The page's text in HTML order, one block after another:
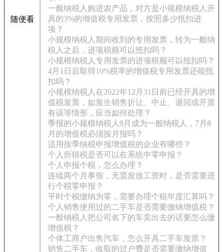
随便看
一般纳税人购进农产品，对方是小规模纳税人开
具的3%的增值税专用发票，按照多少抵扣进
项？
小规模纳税人期间收到的专用发票，转为一般纳
税人之后，进项税额可以抵扣吗？
小规模纳税人专用发票的进项税额可以抵扣吗？
4月1日后取得10%税率的增值税专用发票还能抵
扣吗？
小规模纳税人在2022年12月31日前已经开具的增
值税发票，如发生销售折让、中止、退回或开票
有误等情形，应当如何处理？
季报的小规模纳税人9月成为一般纳税人，7月8
月的增值税必须按月报吗？
适用按季纳税申报增值税的企业有哪些？
个人所得税是否可以在系统中零申报？
个人申报个税，怎么办理？
连续两个月事假，无需发放工资时，是否需要进
行个税零申报？
平时个税缴纳为零，需要办理个税年度汇算吗？
个人销售使用过的二手车是否需要缴纳增值税？
一般纳税人把公司名下的车卖出去的话要怎么缴
增值税？
个体工商户出售汽车，怎么开具二手车发票？
销售二手车，收取的过户费是否需要缴纳增值